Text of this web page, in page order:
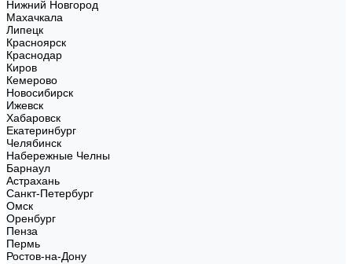
Нижний Новгород
Махачкала
Липецк
Красноярск
Краснодар
Киров
Кемерово
Новосибирск
Ижевск
Хабаровск
Екатеринбург
Челябинск
Набережные Челны
Барнаул
Астрахань
Санкт-Петербург
Омск
Оренбург
Пенза
Пермь
Ростов-на-Дону